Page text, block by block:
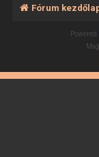
Fórum
Powered